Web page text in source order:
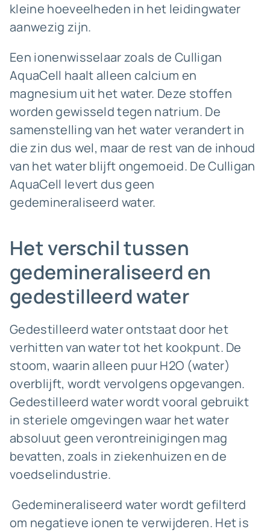
kleine hoeveelheden in het leidingwater
aanwezig zijn.
Een ionenwisselaar zoals de Culligan
AquaCell haalt alleen calcium en
magnesium uit het water. Deze stoffen
worden gewisseld tegen natrium. De
samenstelling van het water verandert in
die zin dus wel, maar de rest van de inhoud
van het water blijft ongemoeid. De Culligan
AquaCell levert dusgeen
gedemineraliseerd water.
Het verschil tussen
gedemineraliseerd en
gedestilleerd water
Gedestilleerd water ontstaat door het
verhitten van water tot het kookpunt. De
stoom, waarin alleen puur H2O (water)
overblijft, wordt vervolgens opgevangen.
Gedestilleerd water wordt vooral gebruikt
in steriele omgevingen waar het water
absoluut geen verontreinigingen mag
bevatten, zoals in ziekenhuizen en de
voedselindustrie.
Gedemineraliseerd water wordt gefilterd
om negatieve ionen te verwijderen. Het is